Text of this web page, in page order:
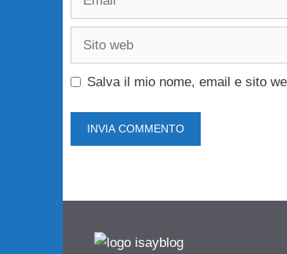
Sito
Salva il mio nome, email e sito